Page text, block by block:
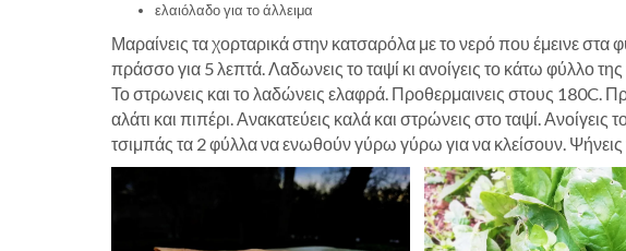
ελαιόλαδο για το άλλειμα
Μαραίνεις τα χορταρικά στην κατσαρόλα με το νερό που έμεινε στα
πράσσο για 5 λεπτά. Λαδωνεις το ταψί κι ανοίγεις το κάτω φύλλο
Το στρωνεις και το λαδώνεις ελαφρά. Προθερμαινεις στους 180C.
αλάτι και πιπέρι. Ανακατεύεις καλά και στρώνεις στο ταψί.
τσιμπάς τα 2 φύλλα να ενωθούν γύρω γύρω για να κλείσουν. Ψήνεις